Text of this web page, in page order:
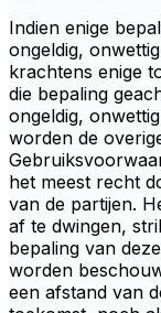
Indien enige
ongeldig,
krachtens enige
die bepaling
ongeldig,
worden de
het meest recht
van de partijen.
af te dwingen,
bepaling van
worden
een afstand van